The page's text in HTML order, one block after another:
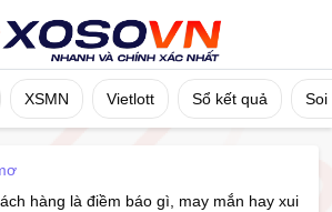
XSMN Vietlott Sổ kết quả Soi
hàng là điềm báo gì, may mắn hay xui